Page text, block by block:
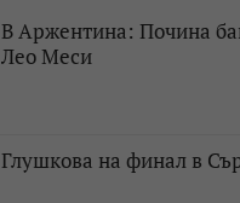
В Аржентина: Почина
Лео Меси
Глушкова на финал в